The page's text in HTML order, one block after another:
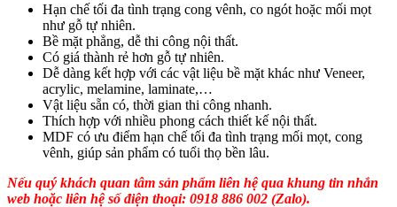
Hạn chế tối đa tình trạng cong vênh, co ngót hoặc mối mọt
như gỗ tự nhiên.
Bề mặt phẳng, dễ thi công nội thất.
Có giá thành rẻ hơn gỗ tự nhiên.
Dễ dàng kết hợp với các vật liệu bề mặt khác như Veneer,
acrylic, melamine, laminate,…
Vật liệu sẵn có, thời gian thi công nhanh.
Thích hợp với nhiều phong cách thiết kế nội thất.
MDF có ưu điểm hạn chế tối đa tình trạng mối mọt, cong
vênh, giúp sản phẩm có tuổi thọ bền lâu.
Nếu quý khách quan tâm sản phẩm liên hệ qua khung tin nhắn
web hoặc liên hệ số điện thoại: 0918 886 002 (Zalo).